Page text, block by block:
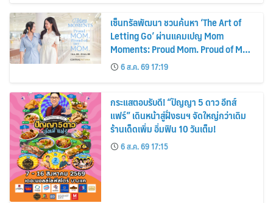
เซ็นทรัลพัฒนา ชวนค้นหา ‘The Art of
Letting Go’ ผ่านแคมเปญ Mom
Moments: Proud Mom. Proud of My
Mom.6 ส.ค. 69 17:19
กระแสตอบรับดี! “ปัญญา 5 ดาว อีทส์
แฟร์” เดินหน้าสู่ฝั่งธนฯ จัดใหญ่กว่าเดิม
ร้านเด็ดเพิ่ม อิ่มฟิน 10 วันเต็ม!
6 ส.ค. 69 17:15